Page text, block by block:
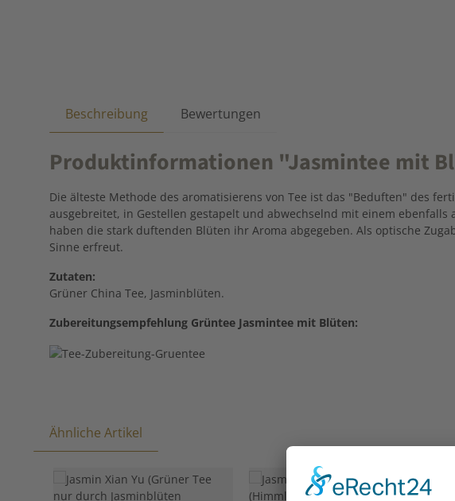
Beschreibung Bewertungen
Produktinformationen "Jasmintee mit
Die älteste Methode des aromatisierens von Tee ist das "Beduften" des
ausgebreitet, in Gestellen gestapelt und abwechselnd mit einem
haben die stark duftenden Blüten ihr Aroma abgegeben. Als optische
Sinne erfreut.
Zutaten:
Grüner China Tee, Jasminblüten.
Zubereitungsempfehlung Grüntee Jasmintee mit Blüten:
Ähnliche Artikel
Produktgalerie überspringen